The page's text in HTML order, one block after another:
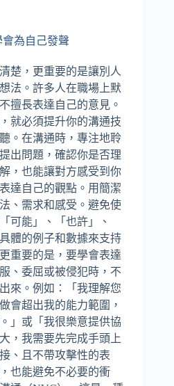
為自己發聲
楚，更重要的是讓別人
法。許多人在職場上默
擅長表達自己的意見。
就必須提升你的溝通技
。在溝通時，專注地聆
出問題，確認你是否理
，也能讓對方感受到你
達自己的觀點。用簡潔
、需求和感受。避免使
可能」、「也許」、
體的例子和數據來支持
重要的是，要學會表達
、委屈或被侵犯時，不
來。例如：「我理解您
會超出我的能力範圍，
」或「我很樂意提供協
，我需要先完成手頭上
、且不帶攻擊性的表
也能避免不必要的衝